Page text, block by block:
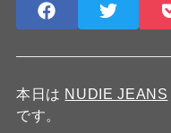
本日は NUDIE JEANS
です。